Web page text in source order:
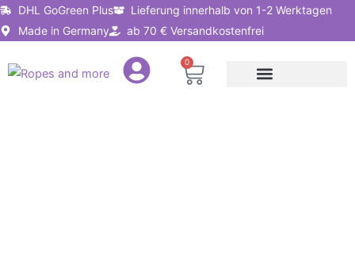
Zum
Inhalt
DHL GoGreen Plus
Lieferung innerhalb von 1-2 Werktagen
Made in Germany
ab 70 € Versandkostenfrei
0
Warenkorb